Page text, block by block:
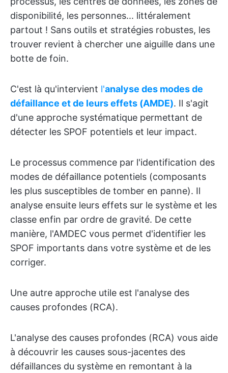
disponibilité, les personnes... littéralement
partout ! Sans outils et stratégies robustes, les
trouver revient à chercher une aiguille dans une
botte de foin.
C'est là qu'intervient l'analyse des modes de
défaillance et de leurs effets (AMDE). Il s'agit
d'une approche systématique permettant de
détecter les SPOF potentiels et leur impact.
Le processus commence par l'identification des
modes de défaillance potentiels (composants
les plus susceptibles de tomber en panne). Il
analyse ensuite leurs effets sur le système et les
classe enfin par ordre de gravité. De cette
manière, l'AMDEC vous permet d'identifier les
SPOF importants dans votre système et de les
corriger.
Une autre approche utile est l'analyse des
causes profondes (RCA).
L'analyse des causes profondes (RCA) vous aide
à découvrir les causes sous-jacentes des
défaillances du système en remontant à la